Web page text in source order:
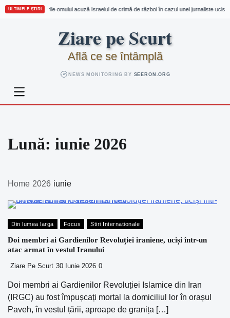
ULTIMELE ȘTIRI
pentru drepturile omului acuză Israelul de crimă de război în cazul unei jurnaliste ucise •
Ziare pe Scurt
Află ce se întâmplă
NEWS MONITORING BY SEERON.ORG
Lună: iunie 2026
Home 2026 iunie
Din lumea larga Focus Stiri Internationale
Doi membri ai Gardienilor Revoluției iraniene, uciși într-un
atac armat în vestul Iranului
Ziare Pe Scurt 30 Iunie 2026 0
Doi membri ai Gardienilor Revoluției Islamice din Iran
(IRGC) au fost împușcați mortal la domiciliul lor în orașul
Paveh, în vestul țării, aproape de granița […]